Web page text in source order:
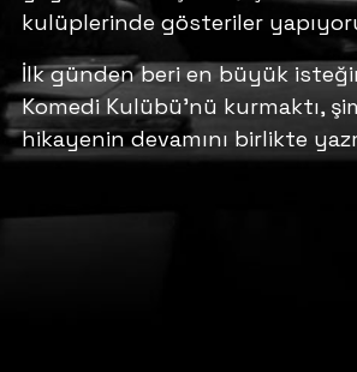
kulüplerinde gösteriler
İlk günden beri en büyük
Komedi Kulübü’nü kurmaktı,
hikayenin devamını birlikte